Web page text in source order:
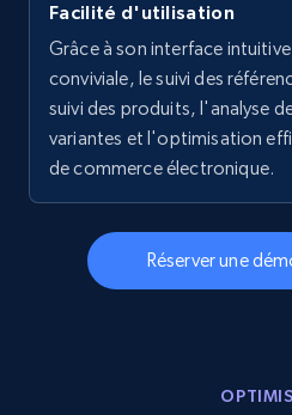
more.
5.6K+ 875+
Walmart - products -
using sku numbers
URL, Final price, Sku,
Specifications, Image urls,
Facilité d'utilisation
Grâce à son interface
conviviale, le suivi des
suivi des produits, l'analyse
variantes et l'optimisation
de commerce électronique.
Réserver une